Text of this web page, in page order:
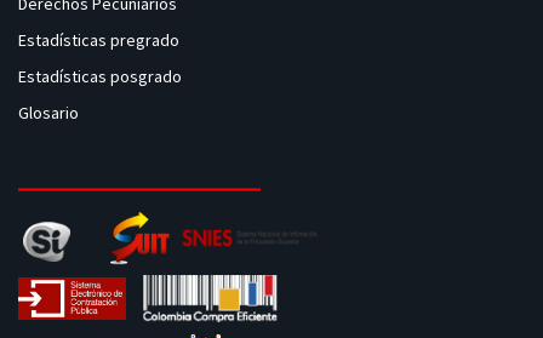
Estadísticas pregrado
Estadísticas posgrado
Glosario